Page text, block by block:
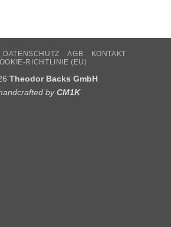
DATENSCHUTZ AGB
KONTAKT
RICHTLINIE (EU)
Theodor Backs GmbH
byCM1K